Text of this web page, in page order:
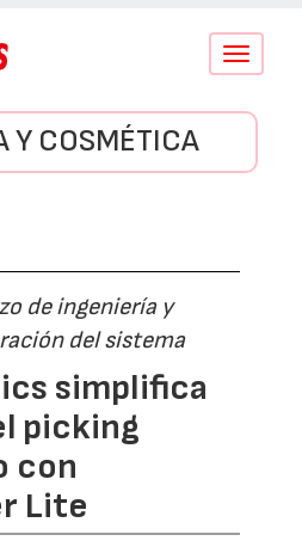
Conmutar
Y COSMÉTICA
de ingeniería y
del sistema
simplifica
picking
con
Lite